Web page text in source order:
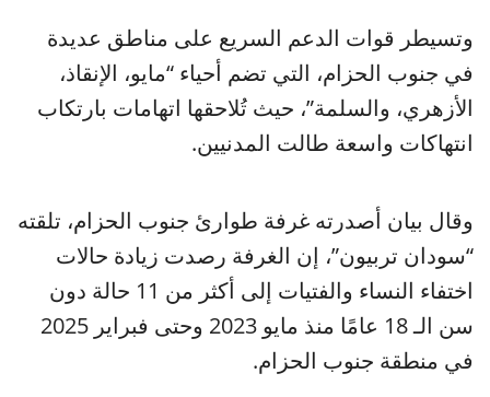
وتسيطر قوات الدعم السريع على مناطق عديدة
في جنوب الحزام، التي تضم أحياء “مايو، الإنقاذ،
الأزهري، والسلمة”، حيث تُلاحقها اتهامات بارتكاب
انتهاكات واسعة طالت المدنيين.
وقال بيان أصدرته غرفة طوارئ جنوب الحزام، تلقته
“سودان تربيون”، إن الغرفة رصدت زيادة حالات
اختفاء النساء والفتيات إلى أكثر من 11 حالة دون
سن الـ 18 عامًا منذ مايو 2023 وحتى فبراير 2025
في منطقة جنوب الحزام.